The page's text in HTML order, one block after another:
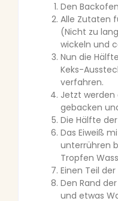
Den
Alle Zutaten
(Nicht zu
wickeln und
Nun die
Keks-
verfahren.
Jetzt werden
gebacken
Die Hälfte
Das Eiweiß
unterrühren
Tropfen
Einen Teil
Den Rand
und etwas